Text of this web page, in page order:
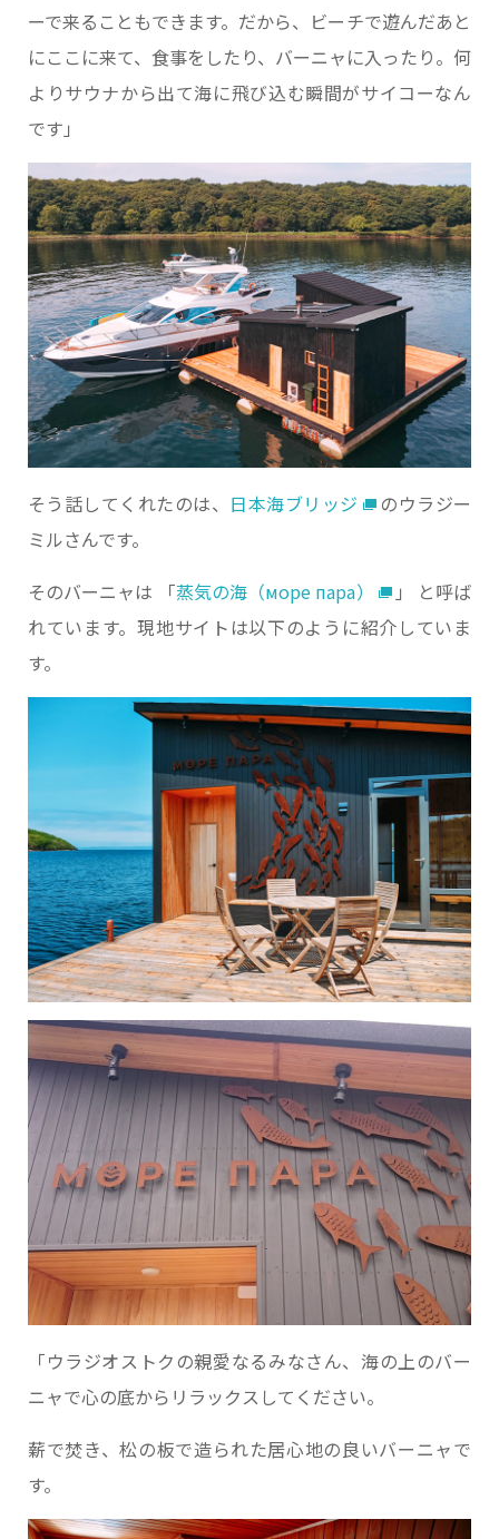
ーで来ることもできます。だから、ビーチで遊んだあと
にここに来て、食事をしたり、バーニャに入ったり。何
よりサウナから出て海に飛び込む瞬間がサイコーなん
です」
そう話してくれたのは、 日本海ブリッジ
のウラジー
ミルさんです。
そのバーニャは 「蒸気の海（море пара）
」 と呼ば
れています。現地サイトは以下のように紹介していま
す。
「ウラジオストクの親愛なるみなさん、海の上のバー
ニャで心の底からリラックスしてください。
薪で焚き、松の板で造られた居心地の良いバーニャで
す。